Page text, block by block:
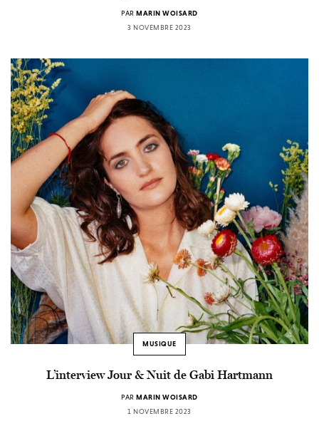
PAR MARIN WOISARD
3 NOVEMBRE 2023
MUSIQUE
L’interview Jour & Nuit de Gabi Hartmann
PAR MARIN WOISARD
1 NOVEMBRE 2023